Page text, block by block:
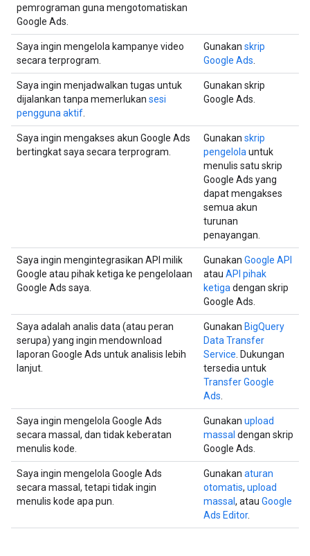
pemrograman guna mengotomatiskan
Google Ads.
Saya ingin mengelola kampanye video
secara terprogram.
Gunakan skrip
Google Ads
Saya ingin menjadwalkan tugas untuk
dijalankan tanpa memerlukan sesi
pengguna aktif
Gunakan skrip
Google Ads.
Saya ingin mengakses akun Google Ads
bertingkat saya secara terprogram.
Gunakan skrip
pengelola untuk
menulis satu skrip
Google Ads yang
dapat mengakses
semua akun
turunan
penayangan.
Saya ingin mengintegrasikan API milik
Google atau pihak ketiga ke pengelolaan
Google Ads saya.
Gunakan Google API
atau API pihak
ketiga dengan skrip
Google Ads.
Saya adalah analis data (atau peran
serupa) yang ingin mendownload
laporan Google Ads untuk analisis lebih
lanjut.
Gunakan BigQuery
Data Transfer
Service . Dukungan
tersedia untuk
Transfer Google
Ads
Saya ingin mengelola Google Ads
secara massal, dan tidak keberatan
menulis kode.
Gunakan upload
massal dengan skrip
Google Ads.
Saya ingin mengelola Google Ads
secara massal, tetapi tidak ingin
menulis kode apa pun.
Gunakan aturan
otomatis, upload
massal , atau Google
Ads Editor.